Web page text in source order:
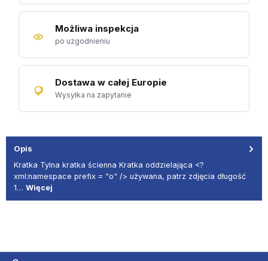
Możliwa inspekcja
po uzgodnieniu
Dostawa w całej Europie
Wysyłka na zapytanie
Opis
Kratka Tylna kratka ścienna Kratka oddzielająca <?
xml:namespace prefix = "o" /> używana, patrz zdjęcia długość
1… Więcej